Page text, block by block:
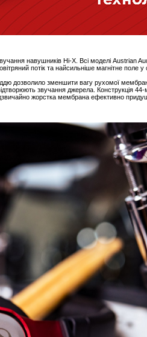
навушників Hi-X. Всі моделі Austrian
потік та найсильніше магнітне поле у
дозволило зменшити вагу рухомої
звучання джерела. Конструкція
жорстка мембрана ефективно